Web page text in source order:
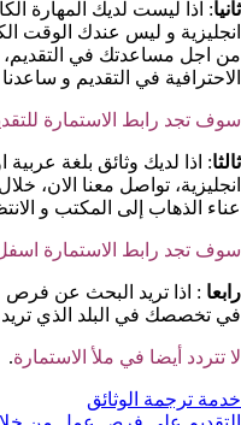
ثانيا: اذا ليست لديك المهارة
انجليزية و ليس عندك الوقت
من اجل مساعدتك في التقديم،
الاحترافية في التقديم و
سوف تجد رابط الاستمارة
ثالثا: اذا لديك وثائق بلغة
عناء الذهاب إلى المكتب و
سوف تجد رابط الاستمارة اسفل
رابعا : اذا تريد البحث عن فرص
في تخصصك في البلد الذي
لا تتردد أيضا في ملأ الاستمارة.
خدمة ترجمة الوثائق